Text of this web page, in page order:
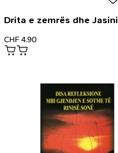
Drita e zemrës dhe Jasini
CHF 4.90